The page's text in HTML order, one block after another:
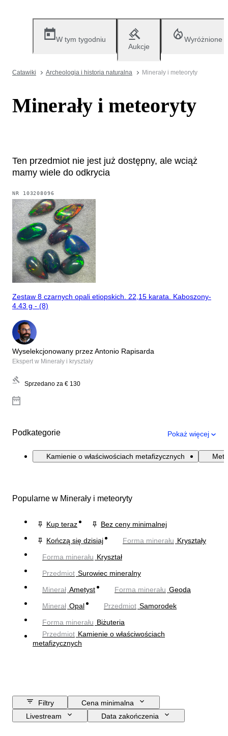
W tym tygodniu
Aukcje
Wyróżnione
Catawiki Archeologia i historia naturalna Minerały i meteoryty
Minerały i meteoryty
Ten przedmiot nie jest już dostępny, ale wciąż
mamy wiele do odkrycia
NR 103208096
Zestaw 8 czarnych opali etiopskich. 22,15 karata. Kaboszony-
4.43 g - (8)
Wyselekcjonowany przez Antonio Rapisarda
Ekspert w Minerały i kryształy
Sprzedano za € 130
Podkategorie Pokaż więcej
Kamienie o właściwościach metafizycznych
Popularne w Minerały i meteoryty
Kup teraz
Bez ceny minimalnej
Kończą się dzisiaj
Forma minerału Kryształy
Forma minerału Kryształ
Przedmiot Surowiec mineralny
Minerał Ametyst Forma minerału Geoda
Minerał Opal Przedmiot Samorodek
Forma minerału Biżuteria
Przedmiot Kamienie o właściwościach
metafizycznych
Filtry
Cena minimalna
Livestream
Data zakończenia